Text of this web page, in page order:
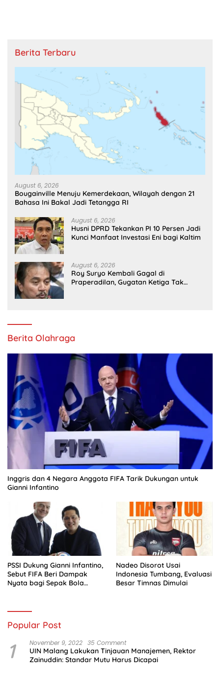
Berita Terbaru
August 6, 2026
Bougainville Menuju Kemerdekaan, Wilayah dengan 21
Bahasa Ini Bakal Jadi Tetangga RI
August 6, 2026
Husni DPRD Tekankan PI 10 Persen Jadi
Kunci Manfaat Investasi Eni bagi Kaltim
August 6, 2026
Roy Suryo Kembali Gagal di
Praperadilan, Gugatan Ketiga Tak
Berita Olahraga
Inggris dan 4 Negara Anggota FIFA Tarik Dukungan untuk
Gianni Infantino
PSSI Dukung Gianni Infantino,
Sebut FIFA Beri Dampak
Nyata bagi Sepak Bola
Nadeo Disorot Usai
Indonesia Tumbang, Evaluasi
Besar Timnas Dimulai
Popular Post
1 November 9, 2022 35 Comment
UIN Malang Lakukan Tinjauan Manajemen, Rektor
Zainuddin: Standar Mutu Harus Dicapai